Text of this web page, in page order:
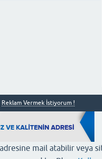
Reklam Vermek İstiyorum !
mail atabilir veya